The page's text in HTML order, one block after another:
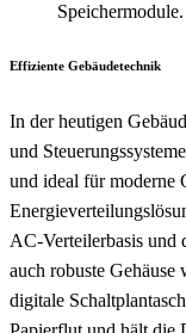
Effiziente Gebäudetechnik
In der heutigen
und
und ideal für moderne
AC-Verteilerbasis und
auch robuste
digitale